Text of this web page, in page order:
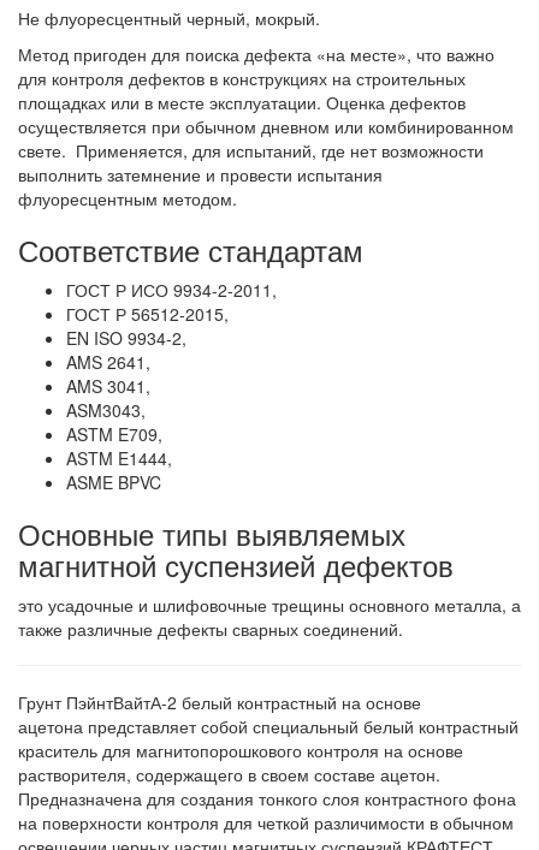
Не флуоресцентный черный, мокрый.
Метод пригоден для поиска дефекта «на месте», что важно
для контроля дефектов в конструкциях на строительных
площадках или в месте эксплуатации. Оценка дефектов
осуществляется при обычном дневном или комбинированном
свете. Применяется, для испытаний, где нет возможности
выполнить затемнение и провести испытания
флуоресцентным методом.
Соответствие стандартам
ГОСТ Р ИСО 9934-2-2011,
ГОСТ Р 56512-2015,
EN ISO 9934-2,
AMS 2641,
AMS 3041,
ASM3043,
ASTM E709,
ASTM E1444,
ASME BPVC
Основные типы выявляемых
магнитной суспензией дефектов
это усадочные и шлифовочные трещины основного металла, а
также различные дефекты сварных соединений.
Грунт ПэйнтВайтА-2 белый контрастный на основе
ацетона представляет собой специальный белый контрастный
краситель для магнитопорошкового контроля на основе
растворителя, содержащего в своем составе ацетон.
Предназначена для создания тонкого слоя контрастного фона
на поверхности контроля для четкой различимости в обычном